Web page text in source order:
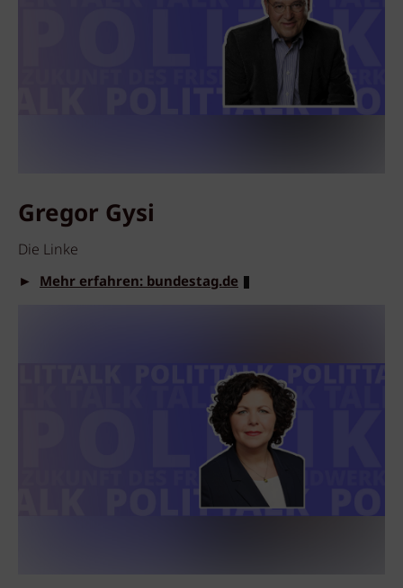
Gregor Gysi
Die Linke
► Mehr erfahren: bundestag.de